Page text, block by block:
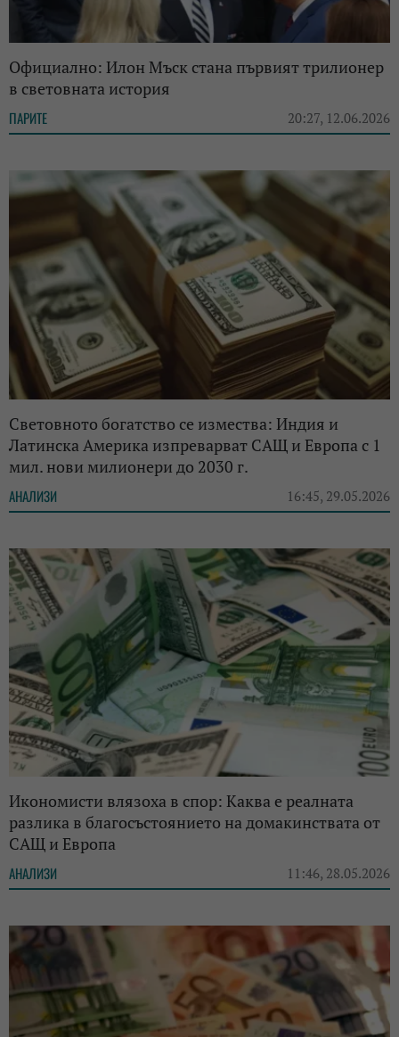
Официално: Илон Мъск стана първият трилионер
в световната история
ПАРИТЕ 20:27, 12.06.2026
Световното богатство се измества: Индия и
Латинска Америка изпреварват САЩ и Европа с 1
мил. нови милионери до 2030 г.
АНАЛИЗИ 16:45, 29.05.2026
Икономисти влязоха в спор: Каква е реалната
разлика в благосъстоянието на домакинствата от
САЩ и Европа
АНАЛИЗИ 11:46, 28.05.2026